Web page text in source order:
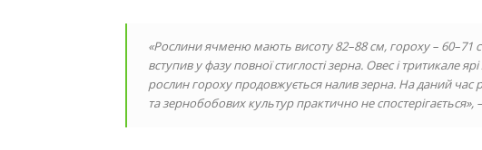
«Рослини ячменю мають висоту 82–88 см, гороху – 60–71
вступив у фазу повної стиглості зерна. Овес і тритикале
рослин гороху продовжується налив зерна. На даний час
та зернобобових культур практично не спостерігається»,